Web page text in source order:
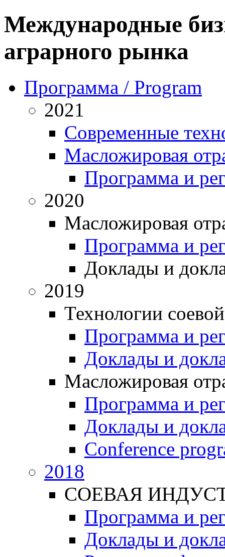
Международные
аграрного рынка
Программа / Program
2021
Современные
Масложировая
Программа и
2020
Масложировая
Программа и
Доклады и
2019
Технологии
Программа и
Доклады и
Масложировая
Программа и
Доклады и
Conference
2018
СОЕВАЯ
Программа и
Доклады и